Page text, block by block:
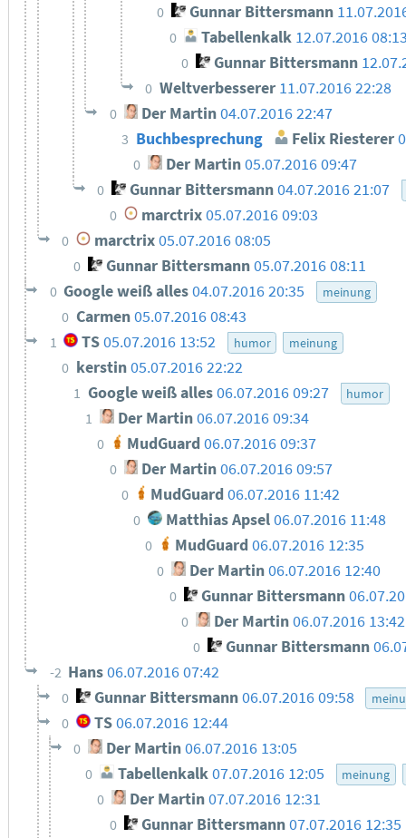
0 Gunnar Bittersmann
0 Tabellenkalk 12.07.2016
0 Gunnar Bittersmann
0 Weltverbesserer 11.07.2016 22:28
0 Der Martin04.07.2016 22:47
3 Buchbesprechung Felix Riesterer
0 Der Martin05.07.2016 09:47
0 Gunnar Bittersmann04.07.2016 21:07
0 marctrix05.07.2016 09:03
0 marctrix 05.07.2016 08:05
0 Gunnar Bittersmann05.07.2016 08:11
0 Google weiß alles04.07.2016 20:35 meinung
0 Carmen05.07.2016 08:43
1 TS05.07.2016 13:52 humor meinung
0 kerstin05.07.2016 22:22
1 Google weiß alles06.07.2016 09:27 humor
1 Der Martin06.07.2016 09:34
0 MudGuard 06.07.2016 09:37
0 Der Martin06.07.2016 09:57
0 MudGuard 06.07.2016 11:42
0 Matthias Apsel06.07.2016 11:48
0 MudGuard 06.07.2016 12:35
0 Der Martin06.07.2016 12:40
0 Gunnar Bittersmann
0 Der Martin 06.07.2016 13:42
0 Gunnar Bittersmann
-2 Hans06.07.2016 07:42
0 Gunnar Bittersmann 06.07.2016 09:58
0 TS 06.07.2016 12:44
0 Der Martin06.07.2016 13:05
0 Tabellenkalk07.07.2016 12:05 meinung
0 Der Martin07.07.2016 12:31
0 Gunnar Bittersmann07.07.2016 12:35